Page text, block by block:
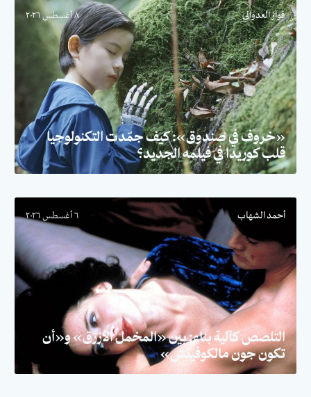
فواز العدواني ٨ أغسطس ٢٠٢٦
«خروف في صندوق»: كيف جمّدت التكنولوجيا
قلب كوريدا في فيلمه الجديد؟
أحمد الشهاب ٦ أغسطس ٢٠٢٦
التلصص كآلية بناء: بين «المخمل الأزرق» و«أن
تكون جون مالكوفيتش»